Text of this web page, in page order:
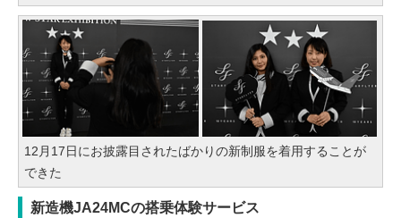
12月17日にお披露目されたばかりの新制服を着用することが
できた
新造機JA24MCの搭乗体験サービス